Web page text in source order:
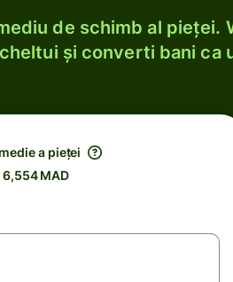
de schimb al pieței.
și converti bani ca
a pieței
6,554 MAD